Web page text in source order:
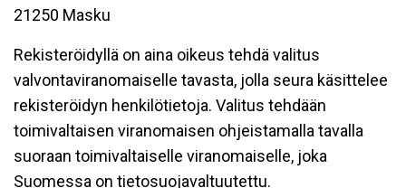
21250 Masku
Rekisteröidyllä on aina oikeus tehdä valitus
valvontaviranomaiselle tavasta, jolla seura käsittelee
rekisteröidyn henkilötietoja. Valitus tehdään
toimivaltaisen viranomaisen ohjeistamalla tavalla
suoraan toimivaltaiselle viranomaiselle, joka
Suomessa on tietosuojavaltuutettu.